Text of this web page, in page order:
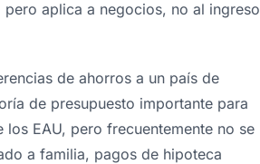
aplica a negocios, no al ingreso
de ahorros a un país de
de presupuesto importante para
los EAU, pero frecuentemente no se
a familia, pagos de hipoteca